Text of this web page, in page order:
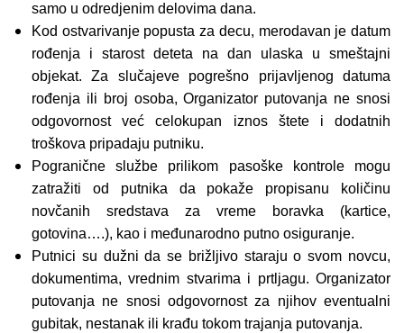
samo u odredjenim delovima dana.
Kod ostvarivanje popusta za decu, merodavan je datum
rođenja i starost deteta na dan ulaska u smeštajni
objekat. Za slučajeve pogrešno prijavljenog datuma
rođenja ili broj osoba, Organizator putovanja ne snosi
odgovornost već celokupan iznos štete i dodatnih
troškova pripadaju putniku.
Pogranične službe prilikom pasoške kontrole mogu
zatražiti od putnika da pokaže propisanu količinu
novčanih sredstava za vreme boravka (kartice,
gotovina….), kao i međunarodno putno osiguranje.
Putnici su dužni da se brižljivo staraju o svom novcu,
dokumentima, vrednim stvarima i prtljagu. Organizator
putovanja ne snosi odgovornost za njihov eventualni
gubitak, nestanak ili krađu tokom trajanja putovanja.